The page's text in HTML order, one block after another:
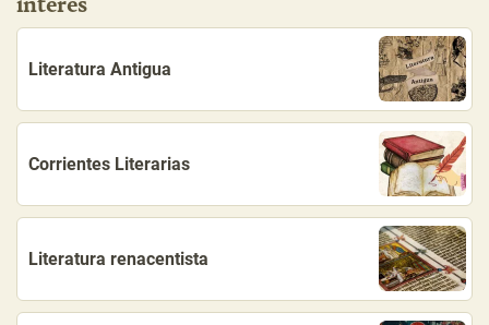
Literatura Antigua
Corrientes Literarias
Literatura renacentista